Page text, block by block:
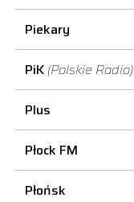
Piekary
PiK (Polskie Radio)
Plus
Płock FM
Płońsk